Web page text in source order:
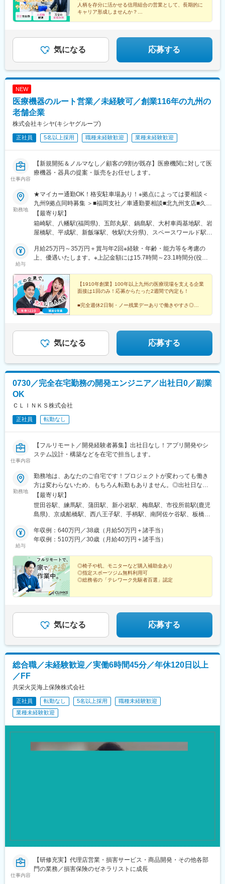
駅、吉野駅(福岡県)、香椎宮前駅、箱崎九大前駅、伊賀駅、西鉄二
日市駅
人柄を存分に活かせる信用組合の営業として、長期的に
キャリア形成しませんか？
気になる 応募する
NEW
医療機器のルート営業／未経験可／創業116年の九州の
老舗企業
株式会社キシヤ(キシヤグループ)
正社員 5名以上採用 職種未経験歓迎 業種未経験歓迎
仕事内容
【新規開拓＆ノルマなし／顧客の9割が既存】医療機関に対して医
療機器・器具の提案・販売をお任せします。
勤務地
★マイカー通勤OK！格安駐車場あり！※拠点によっては要相談＜
九州9拠点同時募集 ＞■福岡支社／車通勤要相談■北九州支店■久留
米支店■佐賀営業所■大村営業所■長崎営業所■熊本営業所／車通勤
要相談■飯塚営業所■大分営業所◎勤務先により直行直帰可な場合
もあり◎希望を考慮し配属先を決定します。◎借り上げ社宅制度
た場合にのみ適用
【最寄り駅】
箱崎駅、八幡駅(福岡県)、五郎丸駅、鍋島駅、大村車両基地駅、岩
屋橋駅、平成駅、新飯塚駅、牧駅(大分県)、スペースワールド駅、
給与
月給25万円～35万円＋賞与年2回※経験・年齢・能力等を考慮の
上、優遇いたします。※上記金額には15.7時間～23.1時間分(役職
過分は、追加支給いたします。※上記金額には一律手当の営業手当
（3.8万円）、住宅手当（1.15万円）、その他手当が含まれていま
す。＜月収例＞未経験1年目/初任給：275,800円（月給250,000円
+交通費25,800円）
【1910年創業】100年以上九州の医療現場を支える企業
面接は1回のみ！応募からたった2週間で内定も！
■完全週休2日制・ノー残業デーありで働きやすさ◎
気になる 応募する
0730／完全在宅勤務の開発エンジニア／出社日0／副業
OK
ＣＬＩＮＫＳ株式会社
正社員 転勤なし
仕事内容
【フルリモート／開発経験者募集】出社日なし！アプリ開発やシ
ステム設計・構築などを在宅で担当します。
勤務地
勤務地は、あなたのご自宅です！プロジェクトが変わっても働き
方は変わらないため、もちろん転勤もありません。◎出社日な
し、会議などもすべてオンライン開催のため、お住まいは日本全
国どこでもOK！海外にお住まいの方でも歓迎です！
【最寄り駅】
世田谷駅、練馬駅、蒲田駅、新小岩駅、梅島駅、市役所前駅(鹿児
島県)、京成船橋駅、西八王子駅、手柄駅、南阿佐ケ谷駅、板橋区
松戸駅、倉敷市駅、西宮駅、大分駅、福山駅、本八幡駅(総武線)、
立花駅、桜町駅(長崎県)、野町駅、東陽町駅、京成立石駅、横須賀
駅、枚方市駅、藤沢駅、柏駅、岡町駅、和歌山市駅、尾張一宮
駅、市役所前駅(長野県)、南宮崎駅、新大宮駅、市役所前駅(愛知
県)、東岡崎駅、高槻駅、旭川駅、いわき駅、吹田駅(阪急線)、下
神明駅、高崎駅、県庁前駅(高知県)、航空公園駅、郡山富田駅、本
川越駅、大津市役所前駅、秋田駅、王子駅、越谷駅、中央前橋
久留米駅、春日井駅(中央本線)、中野駅(東京都)、市が尾駅、人丸
前駅、曽根田駅、上盛岡駅、府中本町駅、府中駅(広島県)、市役所
八尾駅、京急鶴見駅、徳島駅、新静岡駅、平塚駅、黒崎駅前駅、
吉原本町駅、北佐世保駅、中目黒駅、東区役所前駅、新清水駅、
橋駅(福岡県)、寝屋川市駅、春日部駅、草加駅、佐賀駅、浅草駅、
遠州病院駅、茅ケ崎駅、鈴蘭台西口駅、逆瀬川駅、古市橋駅、左
京山駅、上尾駅、北松本駅、東神奈川駅、垂水駅、鶴間駅、武蔵
小杉駅、港南中央駅、本厚木駅、長町南駅、調布駅、北方駅(福岡
央駅、静岡駅、藤崎駅(福岡県)、沼津駅、美園駅、金沢文庫駅、溝
の口駅、京急川崎駅、中央区役所前駅、春日山駅、白石駅(札幌市
営)、住吉駅(兵庫県・東海道)、上熊谷駅、星川駅、蛸地蔵駅、研
治駅、安城駅、白山駅(新潟県)、西都城駅、武蔵浦和駅、帯広駅、
駅、十三駅、磯子駅、蒲生四丁目駅、新百合ケ丘駅、小幡駅、黒
川駅(愛知県)、赤坂駅(福岡県)、秦野駅、上田駅、川西能勢口駅、
給与
年収例：640万円／38歳（月給50万円＋諸手当）
年収例：510万円／30歳（月給40万円＋諸手当）
◎椅子や机、モニターなど購入補助金あり
◎指定スポーツジム無料利用可
◎総務省の「テレワーク先駆者百選」認定
あなたの家で。
気になる 応募する
総合職／未経験歓迎／実働6時間45分／年休120日以上
／FF
共栄火災海上保険株式会社
正社員 転勤なし 5名以上採用
職種未経験歓迎
業種未経験歓迎
仕事内容
【研修充実】代理店営業・損害サービス・商品開発・その他各部
門の業務／損害保険のゼネラリストに成長